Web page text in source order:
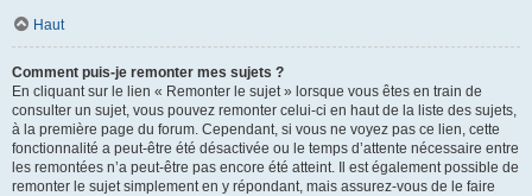
Haut
Comment puis-je remonter mes sujets ?
En cliquant sur le lien « Remonter le sujet » lorsque vous êtes en train de
consulter un sujet, vous pouvez remonter celui-ci en haut de la liste des sujets,
à la première page du forum. Cependant, si vous ne voyez pas ce lien, cette
fonctionnalité a peut-être été désactivée ou le temps d’attente nécessaire entre
les remontées n’a peut-être pas encore été atteint. Il est également possible de
remonter le sujet simplement en y répondant, mais assurez-vous de le faire